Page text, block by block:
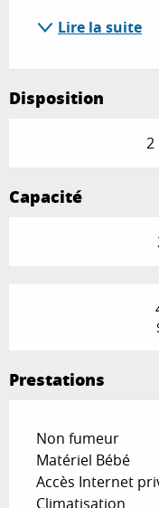
Lire la suite
Disposition
2
Capacité
Prestations
Non fumeur
Matériel Bébé
Accès Internet
Climatisation